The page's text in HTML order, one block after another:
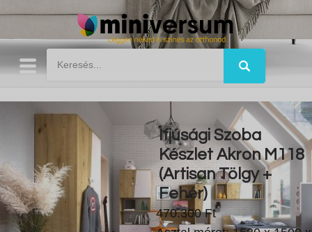
Ifjúsági Szoba
Készlet Akron M118
(Artisan Tölgy +
Fehér)
470.300 Ft